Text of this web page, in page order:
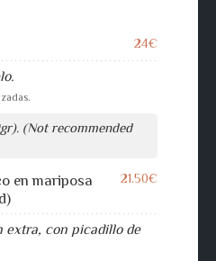
24€
(Not recommended
en mariposa
21.50€
extra, con picadillo de